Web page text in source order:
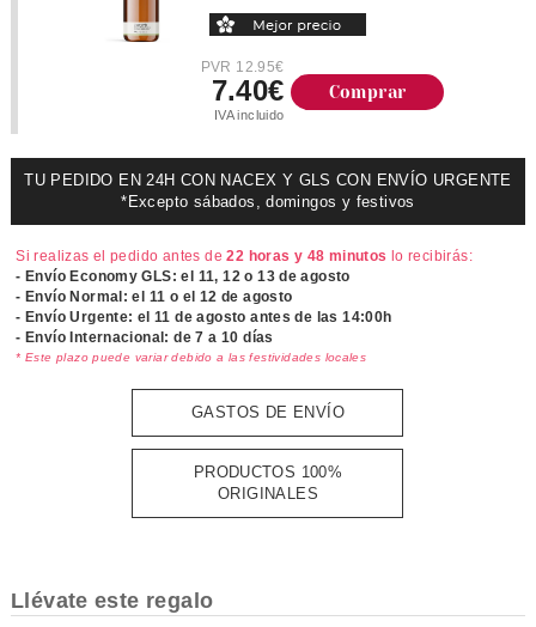
PVR 12.95€
7.40€
IVA incluido
Comprar
TU PEDIDO EN 24H CON NACEX Y GLS CON ENVÍO URGENTE
*Excepto sábados, domingos y festivos
Si realizas el pedido antes de22 horas y 48 minutos lo recibirás:
- Envío Economy GLS: el 11, 12 o 13 de agosto
- Envío Normal: el 11 o el 12 de agosto
- Envío Urgente: el11 de agosto antes de las 14:00h
- Envío Internacional: de 7 a 10 días
* Este plazo puede variar debido a las festividades locales
GASTOS DE ENVÍO
PRODUCTOS 100%
ORIGINALES
Llévate este regalo